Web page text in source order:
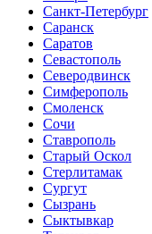
Санкт-Петербург
Саранск
Саратов
Севастополь
Северодвинск
Симферополь
Смоленск
Сочи
Ставрополь
Старый Оскол
Стерлитамак
Сургут
Сызрань
Сыктывкар